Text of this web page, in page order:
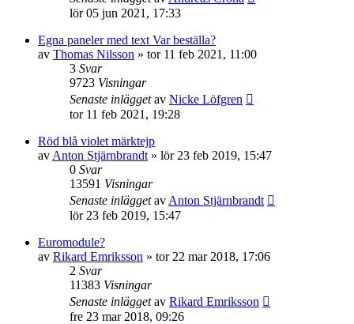
lör 05 jun 2021, 17:33
Egna paneler med text Var beställa?
av Thomas Nilsson » tor 11 feb 2021, 11:00
3 Svar
9723 Visningar
Senaste inläggetav Nicke Löfgren
tor 11 feb 2021, 19:28
Röd blå violet märktejp
av Anton Stjärnbrandt » lör 23 feb 2019, 15:47
0 Svar
13591 Visningar
Senaste inläggetav Anton Stjärnbrandt
lör 23 feb 2019, 15:47
Euromodule?
av Rikard Emriksson » tor 22 mar 2018, 17:06
2 Svar
11383 Visningar
Senaste inläggetav Rikard Emriksson
fre 23 mar 2018, 09:26